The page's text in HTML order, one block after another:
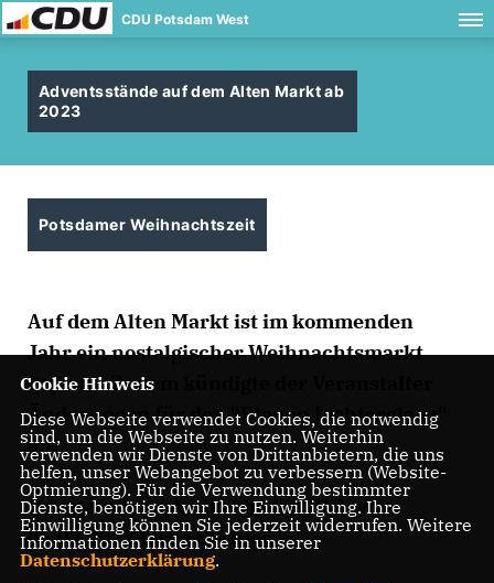
CDU Potsdam West
Adventsstände auf dem Alten Markt ab
2023
Potsdamer Weihnachtszeit
Auf dem Alten Markt ist im kommenden
Jahr ein nostalgischer Weihnachtsmarkt
geplant. Zudem kündigte der Veranstalter
Änderungen für den "Blauen Lichterglanz"
an.
Den gesamten Artikel in den PNN vom
06.07.2022 lesen Siehier.
Cookie Hinweis
Diese Webseite verwendet Cookies, die notwendig
sind, um die Webseite zu nutzen. Weiterhin
verwenden wir Dienste von Drittanbietern, die uns
helfen, unser Webangebot zu verbessern (Website-
Optmierung). Für die Verwendung bestimmter
Dienste, benötigen wir Ihre Einwilligung. Ihre
Einwilligung können Sie jederzeit widerrufen. Weitere
Informationen finden Sie in unserer
Datenschutzerklärung.